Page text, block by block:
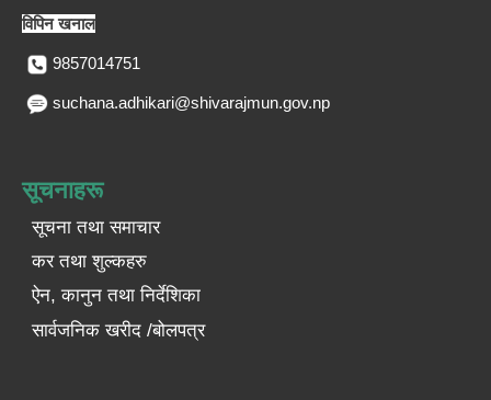
विपिन खनाल
9857014751
suchana.adhikari@shivarajmun.gov.np
सूचनाहरू
सूचना तथा समाचार
कर तथा शुल्कहरु
ऐन, कानुन तथा निर्देशिका
सार्वजनिक खरीद /बोलपत्र